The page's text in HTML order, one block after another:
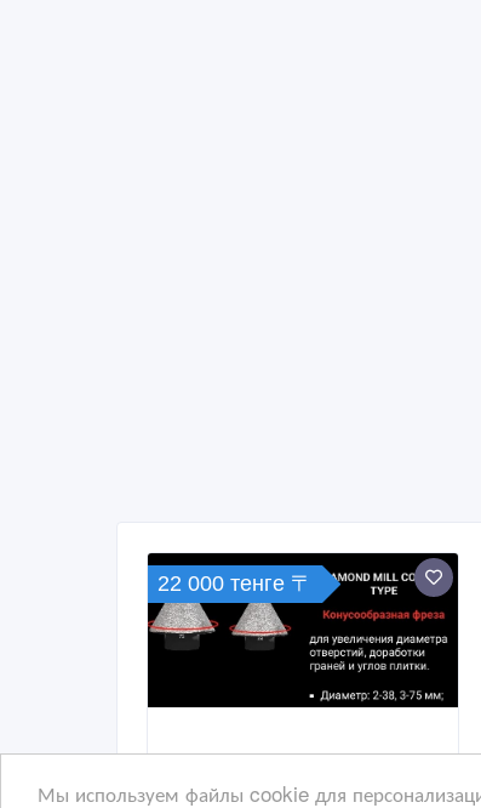
Мы используем файлы cookie для
22 000 тенге 〒